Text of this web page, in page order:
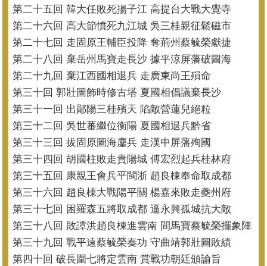
第二十五回 韓大任敗死揚子江 高提台大戰大覺寺
第二十六回 高大節憤死九江城 吳三桂親征鬆磁市
第二十七回 走固原王輔臣投降 奪荊州蔡毓榮獻捷
第二十八回 棄岳州馬寶走長沙 據平涼屏藩破圖海
第二十九回 棄江西國相退兵 走廣東尚王殞命
第三十回 郭壯圖飾時修古塔 夏國相倡議棄長沙
第三十一回 出鄖陽三桂殯天 陷敵營蓮兒絕粒
第三十二回 吳世蕃繼位衡陽 夏國相退兵黔省
第三十三回 拔固原圖海鏖兵 走漢中屏藩殉國
第三十四回 胡國柱敗走貴陽城 傅宏烈起兵桂林府
第三十五回 康親王會兵平閩浙 趙良棟奉命取成都
第三十六回 趙良棟大戰陽平關 楊嘉來敗走夔州府
第三十七回 困羅森五將取成都 逼永興孤城抗大敵
第三十八回 敗譚洪趙良棟進雲南 間馬寶蔡毓榮擺象陣
第三十九回 戰平遠蔡毓榮奏功 守曲靖郭壯圖敗績
第四十回 破長圍七將定雲南 賞戰功朝廷頒諭旨